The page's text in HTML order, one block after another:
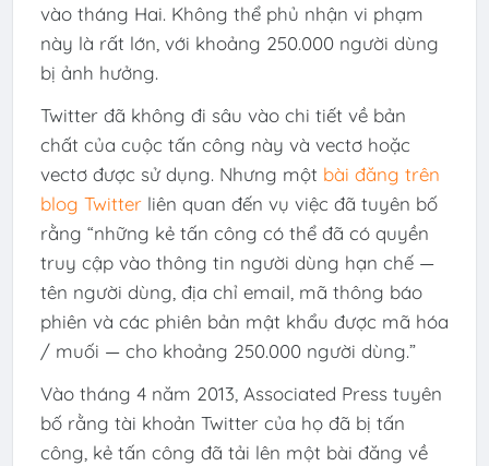
vào tháng Hai. Không thể phủ nhận vi phạm
này là rất lớn, với khoảng 250.000 người dùng
bị ảnh hưởng.
Twitter đã không đi sâu vào chi tiết về bản
chất của cuộc tấn công này và vectơ hoặc
vectơ được sử dụng. Nhưng một bài đăng trên
blog Twitterliên quan đến vụ việc đã tuyên bố
rằng “những kẻ tấn công có thể đã có quyền
truy cập vào thông tin người dùng hạn chế —
tên người dùng, địa chỉ email, mã thông báo
phiên và các phiên bản mật khẩu được mã hóa
/ muối — cho khoảng 250.000 người dùng.”
Vào tháng 4 năm 2013, Associated Press tuyên
bố rằng tài khoản Twitter của họ đã bị tấn
công, kẻ tấn công đã tải lên một bài đăng về